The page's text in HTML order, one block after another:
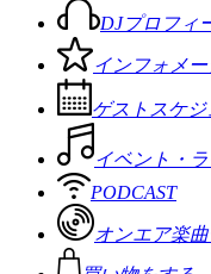
DJプロフィ
インフォメ
ゲストスケジ
イベント・
PODCAST
オンエア楽